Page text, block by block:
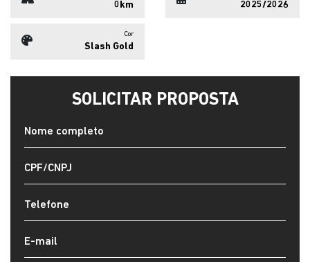
0km 2025/2026
Cor
Slash Gold
SOLICITAR PROPOSTA